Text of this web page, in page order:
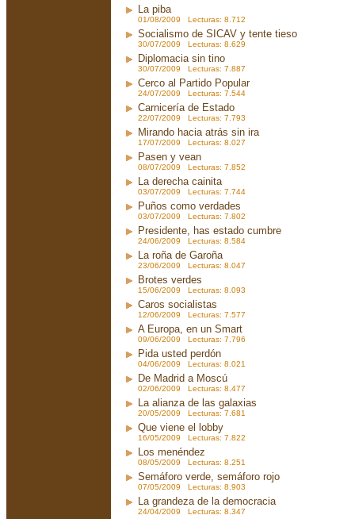
La piba
01/08/2009 Lecturas: 8.712
Socialismo de SICAV y tente tieso
30/07/2009 Lecturas: 8.629
Diplomacia sin tino
30/07/2009 Lecturas: 7.887
Cerco al Partido Popular
24/07/2009 Lecturas: 7.544
Carnicería de Estado
22/07/2009 Lecturas: 7.793
Mirando hacia atrás sin ira
17/07/2009 Lecturas: 8.027
Pasen y vean
08/07/2009 Lecturas: 7.852
La derecha cainita
03/07/2009 Lecturas: 7.744
Puños como verdades
03/07/2009 Lecturas: 7.802
Presidente, has estado cumbre
24/06/2009 Lecturas: 8.584
La roña de Garoña
23/06/2009 Lecturas: 8.047
Brotes verdes
15/06/2009 Lecturas: 8.093
Caros socialistas
12/06/2009 Lecturas: 7.577
A Europa, en un Smart
09/06/2009 Lecturas: 7.796
Pida usted perdón
04/06/2009 Lecturas: 8.021
De Madrid a Moscú
02/06/2009 Lecturas: 8.477
La alianza de las galaxias
20/05/2009 Lecturas: 7.681
Que viene el lobby
16/05/2009 Lecturas: 7.822
Los menéndez
08/05/2009 Lecturas: 8.251
Semáforo verde, semáforo rojo
07/05/2009 Lecturas: 8.903
La grandeza de la democracia
24/04/2009 Lecturas: 8.347